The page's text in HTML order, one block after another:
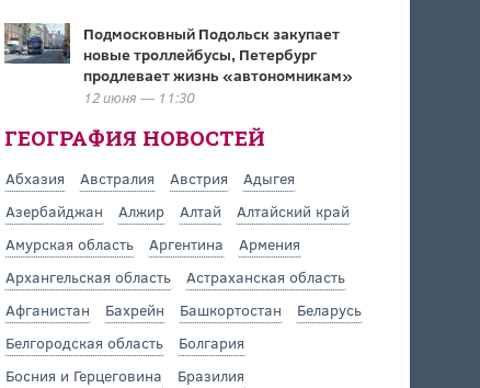
Подмосковный Подольск закупает
новые троллейбусы, Петербург
продлевает жизнь «автономникам»
12 июня — 11:30
ГЕОГРАФИЯ НОВОСТЕЙ
Абхазия Австралия Австрия
Адыгея
Азербайджан
Алжир Алтай
Алтайский край
Амурская область
Аргентина
Армения
Архангельская область
Астраханская область
Афганистан
Бахрейн Башкортостан
Беларусь
Белгородская область
Болгария
Босния и Герцеговина
Бразилия